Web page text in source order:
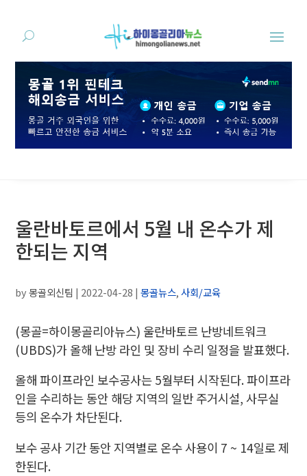
울란바토르에서 5월 내 온수가 제
한되는 지역
by몽골외신팀 | 2022-04-28 |몽골뉴스,사회/교육
(몽골=하이몽골리아뉴스) 울란바토르 난방네트워크
(UBDS)가 올해 난방 라인 및 장비 수리 일정을 발표했다.
올해 파이프라인 보수공사는 5월부터 시작된다. 파이프라
인을 수리하는 동안 해당 지역의 일반 주거시설, 사무실
등의 온수가 차단된다.
보수 공사 기간 동안 지역별로 온수 사용이 7 ~ 14일로 제
한된다.